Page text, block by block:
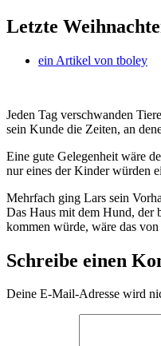
Letzte
ein Artikel von tboley
Jeden Tag verschwanden
sein Kunde die Zeiten, an
Eine gute Gelegenheit wäre
nur eines der Kinder würden
Mehrfach ging Lars sein
Das Haus mit dem Hund, der
kommen würde, wäre das
Schreibe einen
Deine E-Mail-Adresse wird